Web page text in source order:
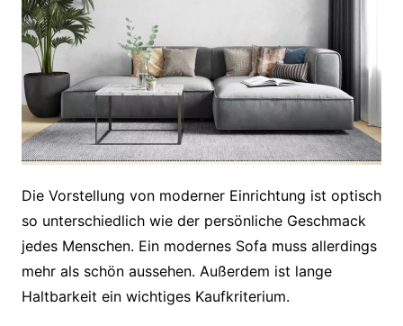
Die Vorstellung von moderner Einrichtung ist optisch
so unterschiedlich wie der persönliche Geschmack
jedes Menschen. Ein modernes Sofa muss allerdings
mehr als schön aussehen. Außerdem ist lange
Haltbarkeit ein wichtiges Kaufkriterium.